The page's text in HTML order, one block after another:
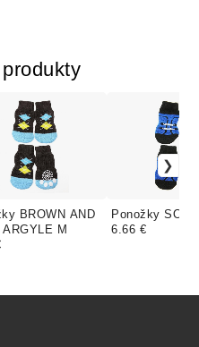
BROWN AND
ARGYLE M
Ponožky
6.66 €